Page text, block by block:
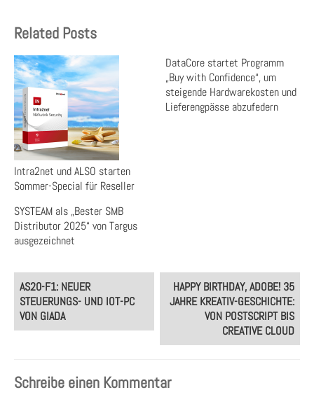
Related Posts
Intra2net und ALSO starten
Sommer-Special für Reseller
DataCore startet Programm
„Buy with Confidence“, um
steigende Hardwarekosten und
Lieferengpässe abzufedern
SYSTEAM als „Bester SMB
Distributor 2025“ von Targus
ausgezeichnet
Post
navigation
AS20-F1: NEUER
STEUERUNGS- UND IOT-PC
VON GIADA
HAPPY BIRTHDAY, ADOBE! 35
JAHRE KREATIV-GESCHICHTE:
VON POSTSCRIPT BIS
CREATIVE CLOUD
Schreibe einen Kommentar